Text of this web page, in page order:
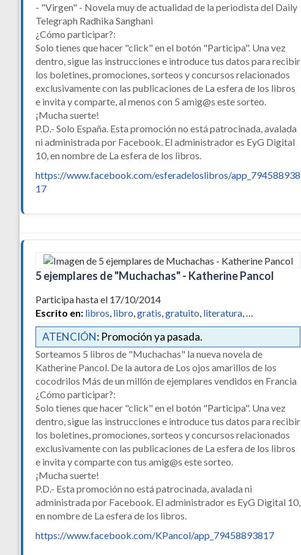
- "Virgen" - Novela muy de actualidad de la periodista del Daily
Telegraph Radhika Sanghani
¿Cómo participar?:
Solo tienes que hacer "click" en el botón "Participa". Una vez
dentro, sigue las instrucciones e introduce tus datos para recibir
los boletines, promociones, sorteos y concursos relacionados
exclusivamente con las publicaciones de La esfera de los libros
e invita y comparte, al menos con 5 amig@s este sorteo.
¡Mucha suerte!
P.D.- Solo España. Esta promoción no está patrocinada, avalada
ni administrada por Facebook. El administrador es EyG Digital
10, en nombre de La esfera de los libros.
https://www.facebook.com/esferadeloslibros/app_794588938
17
5 ejemplares de "Muchachas" - Katherine Pancol
Participa hasta el 17/10/2014
Escrito en: libros, libro,gratis,gratuito, literatura, …
ATENCIÓN: Promoción ya pasada.
Sorteamos 5 libros de "Muchachas" la nueva novela de
Katherine Pancol. De la autora de Los ojos amarillos de los
cocodrilos Más de un millón de ejemplares vendidos en Francia
¿Cómo participar?:
Solo tienes que hacer "click" en el botón "Participa". Una vez
dentro, sigue las instrucciones e introduce tus datos para recibir
los boletines, promociones, sorteos y concursos relacionados
exclusivamente con las publicaciones de La esfera de los libros
e invita y comparte con tus amig@s este sorteo.
¡Mucha suerte!
P.D.- Esta promoción no está patrocinada, avalada ni
administrada por Facebook. El administrador es EyG Digital 10,
en nombre de La esfera de los libros.
https://www.facebook.com/KPancol/app_79458893817